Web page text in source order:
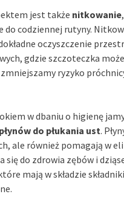
jest także nitkowanie
do codziennej rutyny.
oczyszczenie
gdzie szczoteczka
ryzyko
w dbaniu o higienę
płynów do płukania ust.
ale również pomagają w
się do zdrowia zębów i
mają w składzie